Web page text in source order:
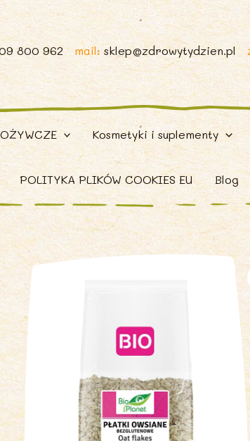
800 962 mail: sklep@zdrowytydzien.pl
Kosmetyki i suplementy
POLITYKA PLIKÓW COOKIES EU Blog